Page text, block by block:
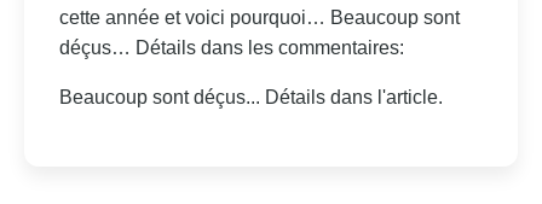
cette année et voici pourquoi… Beaucoup sont
déçus… Détails dans les commentaires:
Beaucoup sont déçus... Détails dans l'article.